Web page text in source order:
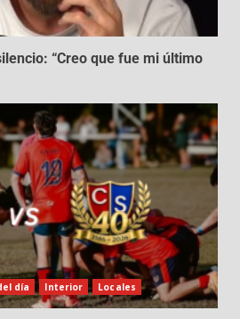
“Creo que fue mi último
día Interior Locales